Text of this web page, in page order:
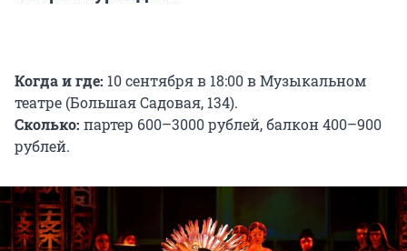
Когда и где: 10 сентября в 18:00 в Музыкальном
театре (Большая Садовая, 134).
Сколько: партер 600–3000 рублей, балкон 400–900
рублей.